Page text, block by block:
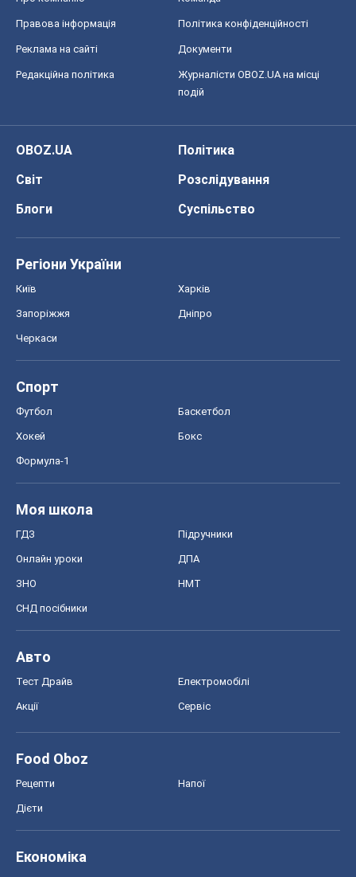
Правова інформація Політика конфіденційності
Реклама на сайті Документи
Редакційна політика
Журналісти OBOZ.UA на місці
подій
OBOZ.UA
Політика
Світ
Розслідування
Блоги
Суспільство
Регіони України
Київ Харків
Запоріжжя Дніпро
Черкаси
Спорт
Футбол Баскетбол
Хокей Бокс
Формула-1
Моя школа
ГДЗ Підручники
Онлайн уроки ДПА
ЗНО НМТ
СНД посібники
Авто
Тест Драйв Електромобілі
Акції Сервіс
Food Oboz
Рецепти Напої
Дієти
Економіка